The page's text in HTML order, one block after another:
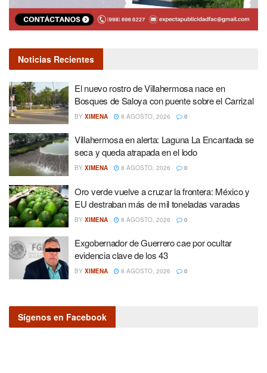
Noticias Recientes
El nuevo rostro de Villahermosa nace en
Bosques de Saloya con puente sobre el Carrizal
BY XIMENA 8 AGOSTO, 2026 0
Villahermosa en alerta: Laguna La Encantada se
seca y queda atrapada en el lodo
BY XIMENA 8 AGOSTO, 2026 0
Oro verde vuelve a cruzar la frontera: México y
EU destraban más de mil toneladas varadas
BY XIMENA 8 AGOSTO, 2026 0
Exgobernador de Guerrero cae por ocultar
evidencia clave de los 43
BY XIMENA 8 AGOSTO, 2026 0
Sígenos en Facebook